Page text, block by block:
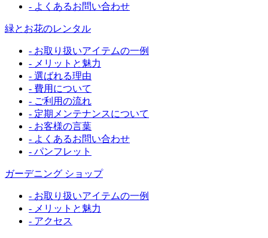
- よくあるお問い合わせ
緑とお花のレンタル
- お取り扱いアイテムの一例
- メリットと魅力
- 選ばれる理由
- 費用について
- ご利用の流れ
- 定期メンテナンスについて
- お客様の言葉
- よくあるお問い合わせ
- パンフレット
ガーデニング ショップ
- お取り扱いアイテムの一例
- メリットと魅力
- アクセス